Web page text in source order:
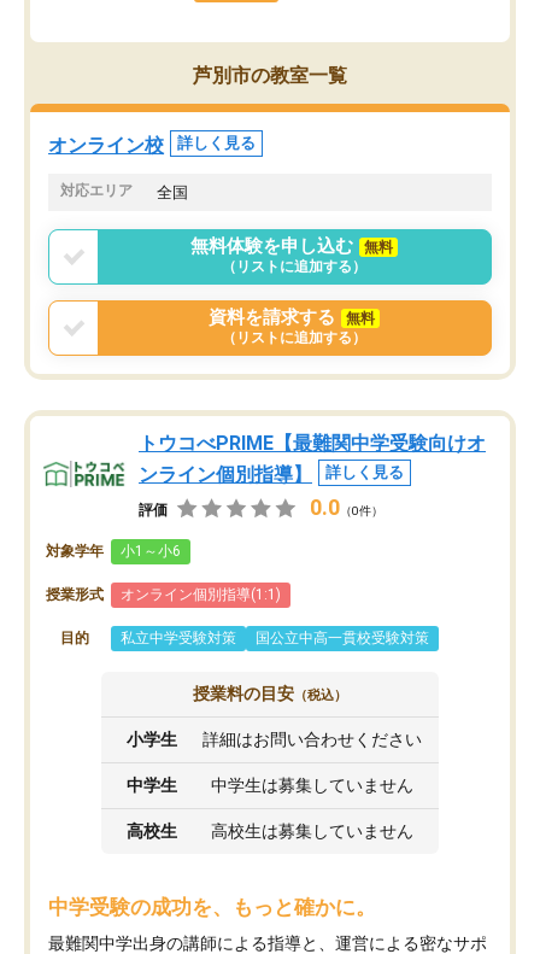
芦別市の教室一覧
オンライン校 詳しく見る
対応エリア 全国
無料体験を申し込む
無料
（リストに追加する）
資料を請求する
無料
（リストに追加する）
トウコべPRIME【最難関中学受験向けオ
ンライン個別指導】
詳しく見る
評価 0.0 （0件）
対象学年 小1～小6
授業形式 オンライン個別指導(1:1)
目的 私立中学受験対策 国公立中高一貫校受験対策
授業料の目安 （税込）
小学生 詳細はお問い合わせください
中学生 中学生は募集していません
高校生 高校生は募集していません
中学受験の成功を、もっと確かに。
最難関中学出身の講師による指導と、運営による密なサポ